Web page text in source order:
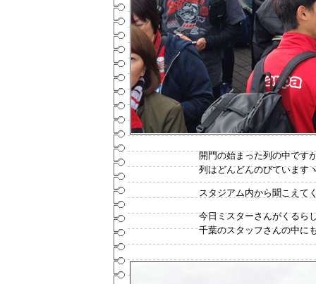
開門の始まった列の中です
列はどんどんのびていま
スタジアム内から聞こえて
今日ミスターさんがくるら
千葉のスタッフさんの中に